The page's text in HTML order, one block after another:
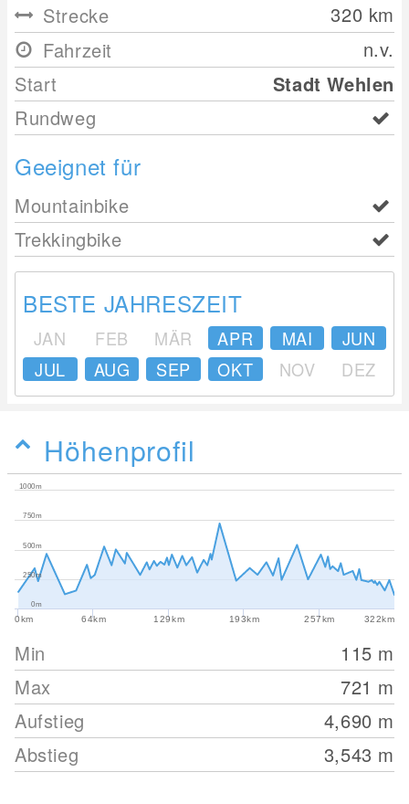
Strecke 320 km
Fahrzeit
n.v.
Start
Stadt Wehlen
Rundweg
Geeignet für
Mountainbike
Trekkingbike
BESTE JAHRESZEIT
JAN FEB MÄR APR MAI
JUN
JUL
AUG SEP OKT NOV DEZ
Höhenprofil
0km 64km 129km 193km 257km 322km
0m
250m
500m
750m
1000m
Min 115 m
Max
721 m
Aufstieg
4,690 m
Abstieg
3,543 m